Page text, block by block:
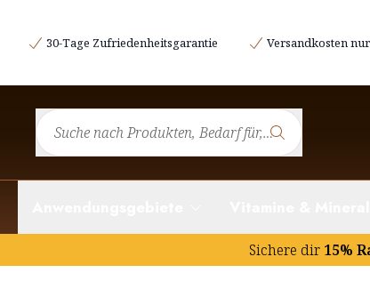
30-Tage Zufriedenheitsgarantie Versandkosten
Sichere dir 15%
Der natürliche Energiekick am Morgen
Sanftes Cardio für mehr Alltagsenergie